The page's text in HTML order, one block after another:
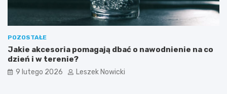
POZOSTAŁE
Jakie akcesoria pomagają dbać o nawodnienie na co
dzień i w terenie?
9 lutego 2026 Leszek Nowicki